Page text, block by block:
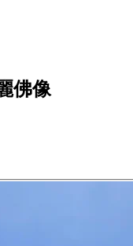
佛像